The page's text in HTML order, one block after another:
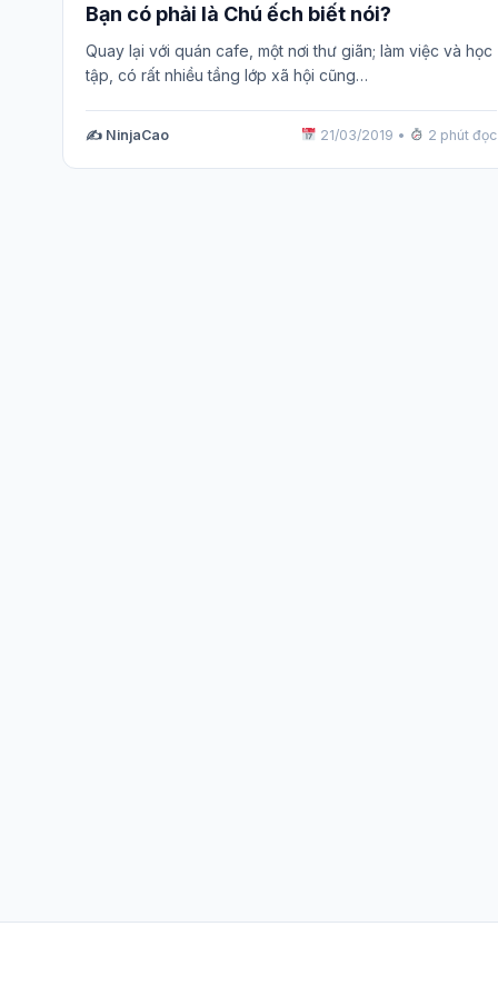
Bạn có phải là Chú ếch biết nói?
Quay lại với quán cafe, một nơi thư giãn; làm việc và học
tập, có rất nhiều tầng lớp xã hội cũng…
✍️ NinjaCao 21/03/2019 • 2 phút đọc